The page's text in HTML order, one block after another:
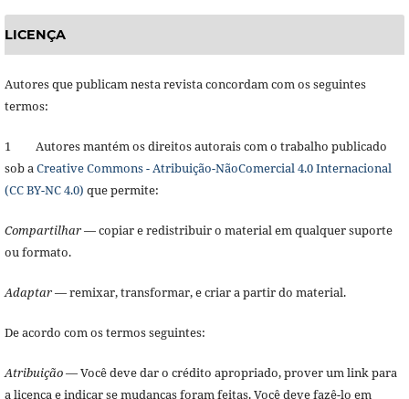
LICENÇA
Autores que publicam nesta revista concordam com os seguintes
termos:
1 Autores mantém os direitos autorais com o trabalho publicado
sob aCreative Commons - Atribuição-NãoComercial 4.0 Internacional
(CC BY-NC 4.0) que permite:
Compartilhar— copiar e redistribuir o material em qualquer suporte
ou formato.
Adaptar— remixar, transformar, e criar a partir do material.
De acordo com os termos seguintes:
Atribuição— Você deve dar o crédito apropriado, prover um link para
a licença e indicar se mudanças foram feitas. Você deve fazê-lo em